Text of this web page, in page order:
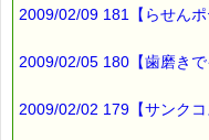
2009/02/09 181【らせんポ
2009/02/05 180【歯磨きで
2009/02/02 179【サンクコ